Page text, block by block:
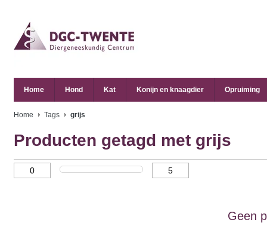
Home Hond Kat Konijn en knaagdier Opruiming
Home Tags grijs
Producten getagd met grijs
Geen